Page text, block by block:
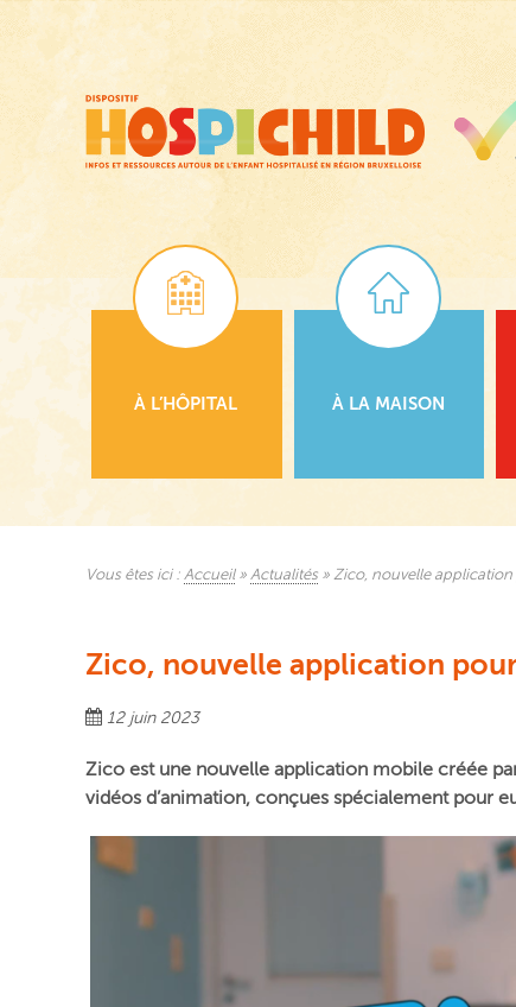
principal
À L’HÔPITAL À LA MAISON
Vous êtes ici : Accueil» Actualités » Zico, nouvelle application
Zico, nouvelle application
12 juin 2023
Zico est une nouvelle application mobile créée
vidéos d’animation, conçues spécialement pour